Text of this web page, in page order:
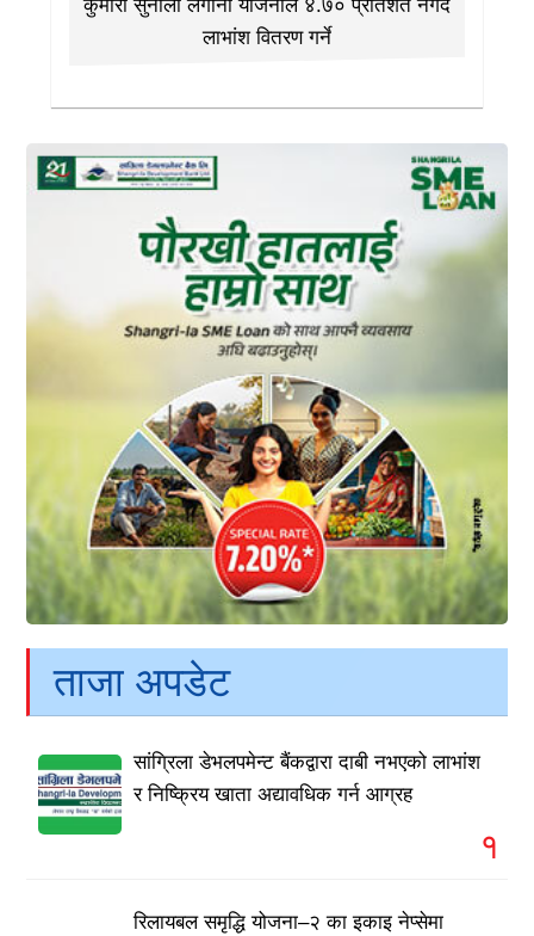
कुमारी सुनौलो लगानी योजनाले ४.७० प्रतिशत नगद
लाभांश वितरण गर्ने
ताजा अपडेट
सांग्रिला डेभलपमेन्ट बैंकद्वारा दाबी नभएको लाभांश
र निष्क्रिय खाता अद्यावधिक गर्न आग्रह
१
रिलायबल समृद्धि योजना–२ का इकाइ नेप्सेमा